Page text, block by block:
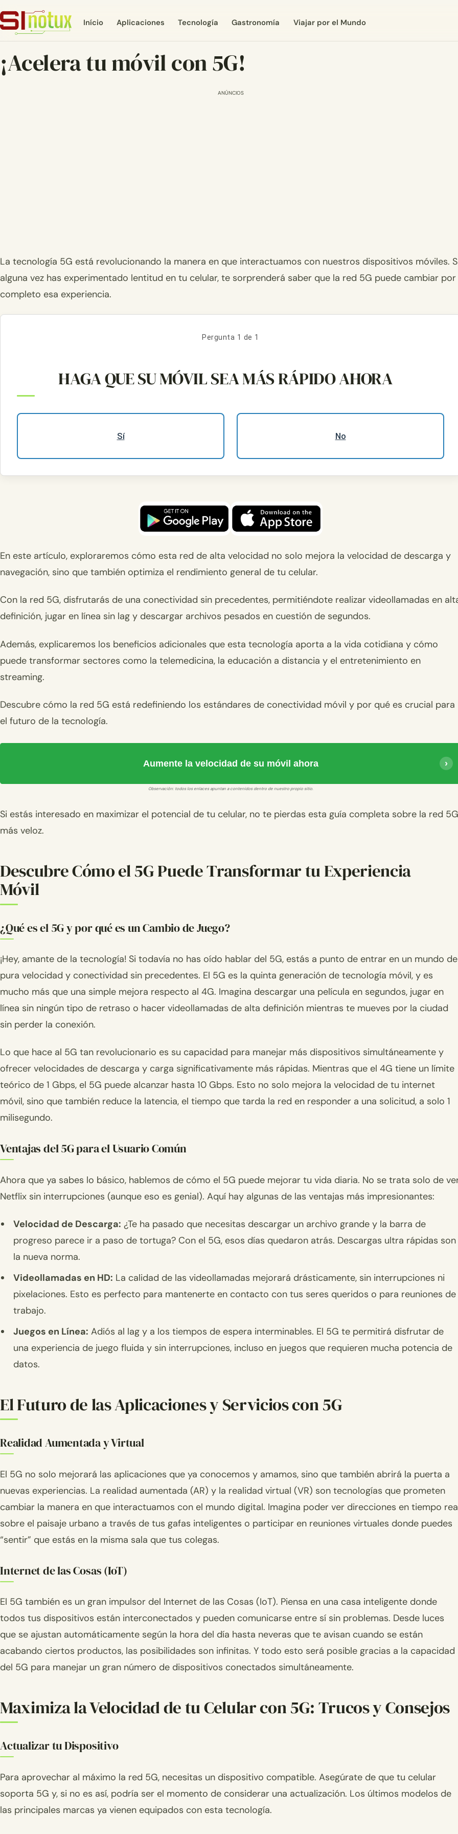
Início Aplicaciones Tecnología Gastronomía Viajar por el Mundo
¡Acelera tu móvil con 5G!
ANÚNCIOS
La tecnología 5G está revolucionando la manera en que interactuamos con nuestros dispositivos móviles.
alguna vez has experimentado lentitud en tu celular, te sorprenderá saber que la red 5G puede cambiar por
completo esa experiencia.
Pergunta 1 de 1
HAGA QUE SU MÓVIL SEA MÁS RÁPIDO AHORA
Sí No
En este artículo, exploraremos cómo esta red de alta velocidad no solo mejora la velocidad de descarga y
navegación, sino que también optimiza el rendimiento general de tu celular.
Con la red 5G, disfrutarás de una conectividad sin precedentes, permitiéndote realizar videollamadas en
definición, jugar en línea sin lag y descargar archivos pesados en cuestión de segundos.
Además, explicaremos los beneficios adicionales que esta tecnología aporta a la vida cotidiana y cómo
puede transformar sectores como la telemedicina, la educación a distancia y el entretenimiento en
streaming.
Descubre cómo la red 5G está redefiniendo los estándares de conectividad móvil y por qué es crucial para
el futuro de la tecnología.
Aumente la velocidad de su móvil ahora
Observación: todos los enlaces apuntan a contenidos dentro de nuestro propio sitio.
Si estás interesado en maximizar el potencial de tu celular, no te pierdas esta guía completa sobre la red 5G
más veloz.
Descubre Cómo el 5G Puede Transformar tu Experiencia
Móvil
¿Qué es el 5G y por qué es un Cambio de Juego?
¡Hey, amante de la tecnología! Si todavía no has oído hablar del 5G, estás a punto de entrar en un mundo de
pura velocidad y conectividad sin precedentes. El 5G es la quinta generación de tecnología móvil, y es
mucho más que una simple mejora respecto al 4G. Imagina descargar una película en segundos, jugar en
línea sin ningún tipo de retraso o hacer videollamadas de alta definición mientras te mueves por la ciudad
sin perder la conexión.
Lo que hace al 5G tan revolucionario es su capacidad para manejar más dispositivos simultáneamente y
ofrecer velocidades de descarga y carga significativamente más rápidas. Mientras que el 4G tiene un límite
teórico de 1 Gbps, el 5G puede alcanzar hasta 10 Gbps. Esto no solo mejora la velocidad de tu internet
móvil, sino que también reduce la latencia, el tiempo que tarda la red en responder a una solicitud, a solo 1
milisegundo.
Ventajas del 5G para el Usuario Común
Ahora que ya sabes lo básico, hablemos de cómo el 5G puede mejorar tu vida diaria. No se trata solo de
Netflix sin interrupciones (aunque eso es genial). Aquí hay algunas de las ventajas más impresionantes:
Velocidad de Descarga: ¿Te ha pasado que necesitas descargar un archivo grande y la barra de
progreso parece ir a paso de tortuga? Con el 5G, esos días quedaron atrás. Descargas ultra rápidas son
la nueva norma.
Videollamadas en HD: La calidad de las videollamadas mejorará drásticamente, sin interrupciones ni
pixelaciones. Esto es perfecto para mantenerte en contacto con tus seres queridos o para reuniones de
trabajo.
Juegos en Línea: Adiós al lag y a los tiempos de espera interminables. El 5G te permitirá disfrutar de
una experiencia de juego fluida y sin interrupciones, incluso en juegos que requieren mucha potencia de
datos.
El Futuro de las Aplicaciones y Servicios con 5G
Realidad Aumentada y Virtual
El 5G no solo mejorará las aplicaciones que ya conocemos y amamos, sino que también abrirá la puerta a
nuevas experiencias. La realidad aumentada (AR) y la realidad virtual (VR) son tecnologías que prometen
cambiar la manera en que interactuamos con el mundo digital. Imagina poder ver direcciones en tiempo
sobre el paisaje urbano a través de tus gafas inteligentes o participar en reuniones virtuales donde puedes
“sentir” que estás en la misma sala que tus colegas.
Internet de las Cosas (IoT)
El 5G también es un gran impulsor del Internet de las Cosas (IoT). Piensa en una casa inteligente donde
todos tus dispositivos están interconectados y pueden comunicarse entre sí sin problemas. Desde luces
que se ajustan automáticamente según la hora del día hasta neveras que te avisan cuando se están
acabando ciertos productos, las posibilidades son infinitas. Y todo esto será posible gracias a la capacidad
del 5G para manejar un gran número de dispositivos conectados simultáneamente.
Maximiza la Velocidad de tu Celular con 5G: Trucos y Consejos
Actualizar tu Dispositivo
Para aprovechar al máximo la red 5G, necesitas un dispositivo compatible. Asegúrate de que tu celular
soporta 5G y, si no es así, podría ser el momento de considerar una actualización. Los últimos modelos de
las principales marcas ya vienen equipados con esta tecnología.